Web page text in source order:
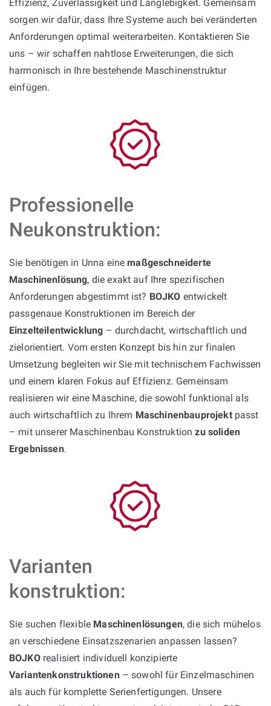
Effizienz, Zuverlässigkeit und Langlebigkeit. Gemeinsam
sorgen wir dafür, dass Ihre Systeme auch bei veränderten
Anforderungen optimal weiterarbeiten. Kontaktieren Sie
uns – wir schaffen nahtlose Erweiterungen, die sich
harmonisch in Ihre bestehende Maschinenstruktur
einfügen.
Professionelle
Neukonstruktion:
Sie benötigen in Unna einemaßgeschneiderte
Maschinenlösung, die exakt auf Ihre spezifischen
Anforderungen abgestimmt ist? BOJKO entwickelt
passgenaue Konstruktionen im Bereich der
Einzelteilentwicklung – durchdacht, wirtschaftlich und
zielorientiert. Vom ersten Konzept bis hin zur finalen
Umsetzung begleiten wir Sie mit technischem Fachwissen
und einem klaren Fokus auf Effizienz. Gemeinsam
realisieren wir eine Maschine, die sowohl funktional als
auch wirtschaftlich zu Ihrem Maschinenbauprojektpasst
– mit unserer Maschinenbau Konstruktionzu soliden
Ergebnissen.
Varianten
konstruktion:
Sie suchen flexible Maschinenlösungen, die sich mühelos
an verschiedene Einsatzszenarien anpassen lassen?
BOJKOrealisiert individuell konzipierte
Variantenkonstruktionen– sowohl für Einzelmaschinen
als auch für komplette Serienfertigungen. Unsere